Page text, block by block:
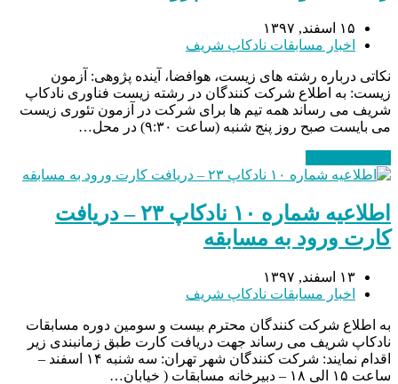
۱۵ اسفند, ۱۳۹۷
اخبار مسابقات نادکاپ شریف
نکاتی درباره رشته های زیست، هوافضا، آینده پژوهی: آزمون
زیست: به اطلاع شرکت کنندگان در رشته زیست فناوری نادکاپ
شریف می رساند همه تیم ها برای شرکت در آزمون تئوری زیست
می بایست صبح روز پنج شنبه (ساعت ۹:۳۰) در محل…
اطلاعیه شماره ۱۰ نادکاپ ۲۳ – دریافت
کارت ورود به مسابقه
۱۳ اسفند, ۱۳۹۷
اخبار مسابقات نادکاپ شریف
به اطلاع شرکت کنندگان محترم بیست و سومین دوره مسابقات
نادکاپ شریف می رساند جهت دریافت کارت طبق زمانبندی زیر
اقدام نمایند: شرکت کنندگان شهر تهران: سه شنبه ۱۴ اسفند –
ساعت ۱۵ الی ۱۸ – دبیرخانه مسابقات ( خیابان…